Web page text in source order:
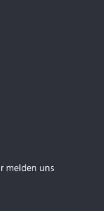
melden uns